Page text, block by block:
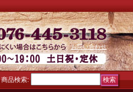
お問い合わせ
商品検索: